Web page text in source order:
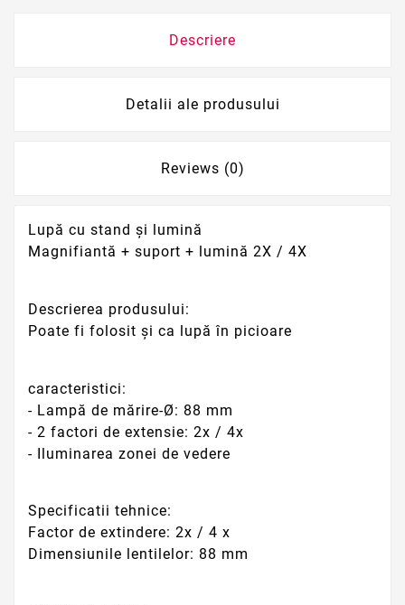
Descriere
Detalii ale produsului
Reviews (0)
Lupă cu stand și lumină
Magnifiantă + suport + lumină 2X / 4X
Descrierea produsului:
Poate fi folosit și ca lupă în picioare
caracteristici:
- Lampă de mărire-Ø: 88 mm
- 2 factori de extensie: 2x / 4x
- Iluminarea zonei de vedere
Specificatii tehnice:
Factor de extindere: 2x / 4 x
Dimensiunile lentilelor: 88 mm